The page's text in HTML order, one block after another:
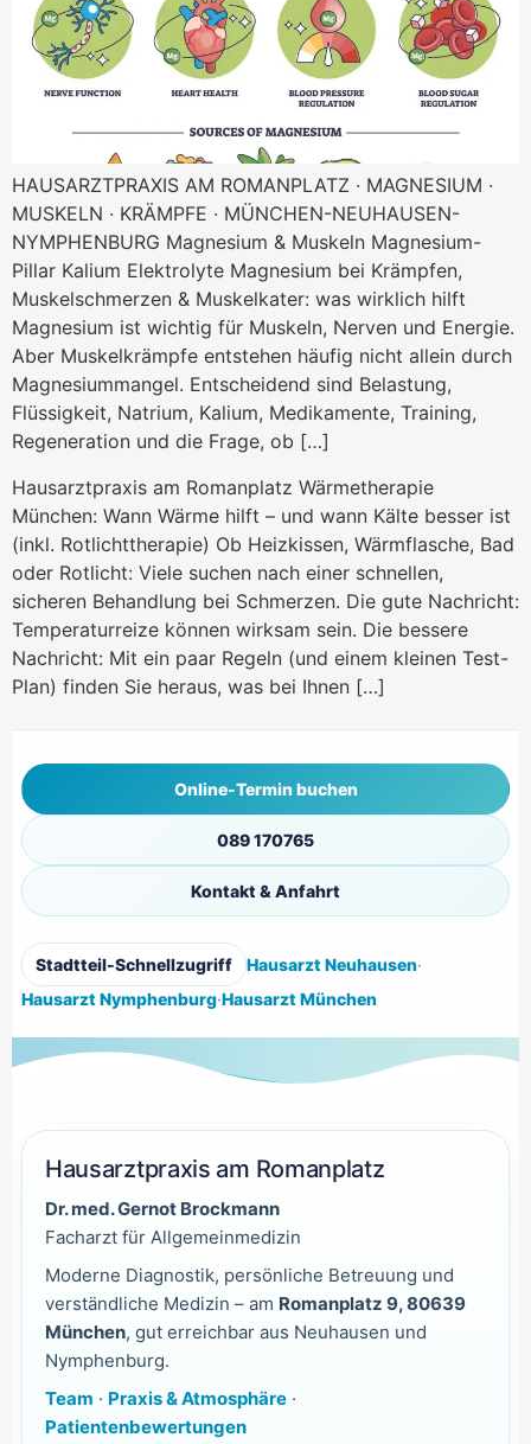
HAUSARZTPRAXIS AM ROMANPLATZ · MAGNESIUM ·
MUSKELN · KRÄMPFE · MÜNCHEN-NEUHAUSEN-
NYMPHENBURG Magnesium & Muskeln Magnesium-
Pillar Kalium Elektrolyte Magnesium bei Krämpfen,
Muskelschmerzen & Muskelkater: was wirklich hilft
Magnesium ist wichtig für Muskeln, Nerven und Energie.
Aber Muskelkrämpfe entstehen häufig nicht allein durch
Magnesiummangel. Entscheidend sind Belastung,
Flüssigkeit, Natrium, Kalium, Medikamente, Training,
Regeneration und die Frage, ob […]
Wärmetherapie:
Hausarztpraxis am Romanplatz Wärmetherapie
München: Wann Wärme hilft – und wann Kälte besser ist
(inkl. Rotlichttherapie) Ob Heizkissen, Wärmflasche, Bad
oder Rotlicht: Viele suchen nach einer schnellen,
sicheren Behandlung bei Schmerzen. Die gute Nachricht:
Temperaturreize können wirksam sein. Die bessere
Nachricht: Mit ein paar Regeln (und einem kleinen Test-
Plan) finden Sie heraus, was bei Ihnen […]
Online-Termin buchen
089 170765
Kontakt & Anfahrt
Stadtteil-Schnellzugriff Hausarzt Neuhausen·
Hausarzt Nymphenburg·Hausarzt München
Hausarztpraxis am Romanplatz
Dr. med. Gernot Brockmann
Facharzt für Allgemeinmedizin
Moderne Diagnostik, persönliche Betreuung und
verständliche Medizin – am Romanplatz 9, 80639
München, gut erreichbar aus Neuhausen und
Nymphenburg.
Team · Praxis & Atmosphäre·
Patientenbewertungen